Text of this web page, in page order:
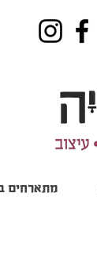
מתארחים